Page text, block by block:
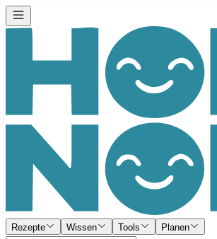
Rezepte Wissen Tools Planen